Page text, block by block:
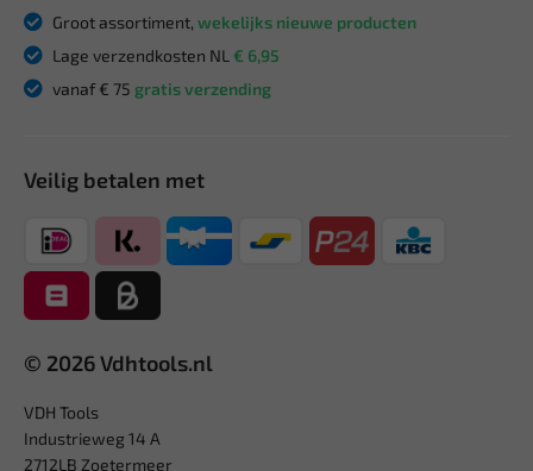
Groot assortiment, wekelijks nieuwe producten
Lage verzendkosten NL € 6,95
vanaf € 75 gratis verzending
Veilig betalen met
© 2026 Vdhtools.nl
VDH Tools
Industrieweg 14 A
2712LB Zoetermeer